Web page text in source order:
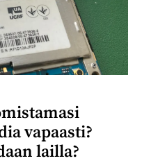
vapaasti?
lailla?